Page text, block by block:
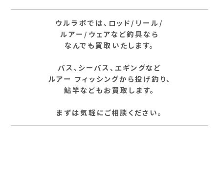
ウルラボでは、ロッド/リール/
ルアー/ウェアなど釣具なら
なんでも買取いたします。
バス、シーバス、エギングなど
ルアー フィッシングから投げ釣り、
鮎竿などもお買取します。
まずは気軽にご相談ください。